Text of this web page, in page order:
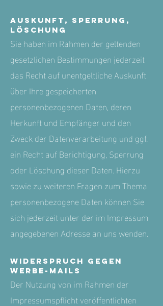
Auskunft, Sperrung,
Löschung
Sie haben im Rahmen der geltenden
gesetzlichen Bestimmungen jederzeit
das Recht auf unentgeltliche Auskunft
über Ihre gespeicherten
personenbezogenen Daten, deren
Herkunft und Empfänger und den
Zweck der Datenverarbeitung und ggf.
ein Recht auf Berichtigung, Sperrung
oder Löschung dieser Daten. Hierzu
sowie zu weiteren Fragen zum Thema
personenbezogene Daten können Sie
sich jederzeit unter der im Impressum
angegebenen Adresse an uns wenden.
Widerspruch gegen
Werbe-Mails
Der Nutzung von im Rahmen der
Impressumspflicht veröffentlichten